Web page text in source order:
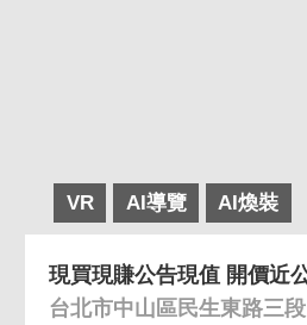
VR AI導覽 AI煥裝
台北市中山區民生東路三段